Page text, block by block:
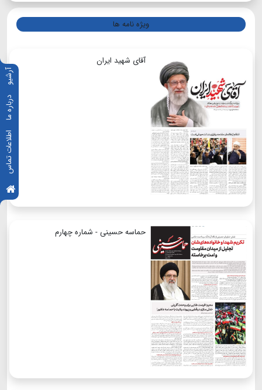
آرشیو
درباره ما
اطلاعات تماس
ویژه نامه ها
آقای شهید ایران
حماسه حسینی - شماره چهارم